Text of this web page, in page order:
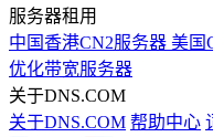
服务器租用
中国香港CN2服务器 美国
优化带宽服务器
关于DNS.COM
关于DNS.COM 帮助中心